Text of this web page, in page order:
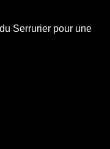
Serrurier pour une